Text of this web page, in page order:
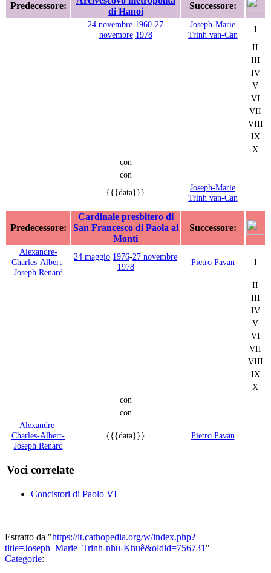
Predecessore:
di Hanoi
Successore:
- 24 novembre 1960-27
novembre 1978
Joseph-Marie
Trinh van-Can
I
II
III
IV
V
VI
VII
VIII
IX
X
con
con
-
{{{data}}}
Joseph-Marie
Trinh van-Can
Predecessore:
Cardinale presbitero di
San Francesco di Paola ai
Monti
Successore:
Alexandre-
Charles-Albert-
Joseph Renard
24 maggio 1976-27 novembre
1978
Pietro Pavan I
II
III
IV
V
VI
VII
VIII
IX
X
con
con
Alexandre-
Charles-Albert-
Joseph Renard
{{{data}}} Pietro Pavan
Voci correlate
Concistori di Paolo VI
Estratto da "https://it.cathopedia.org/w/index.php?
title=Joseph_Marie_Trinh-nhu-Khuê&oldid=756731 "
Categorie: